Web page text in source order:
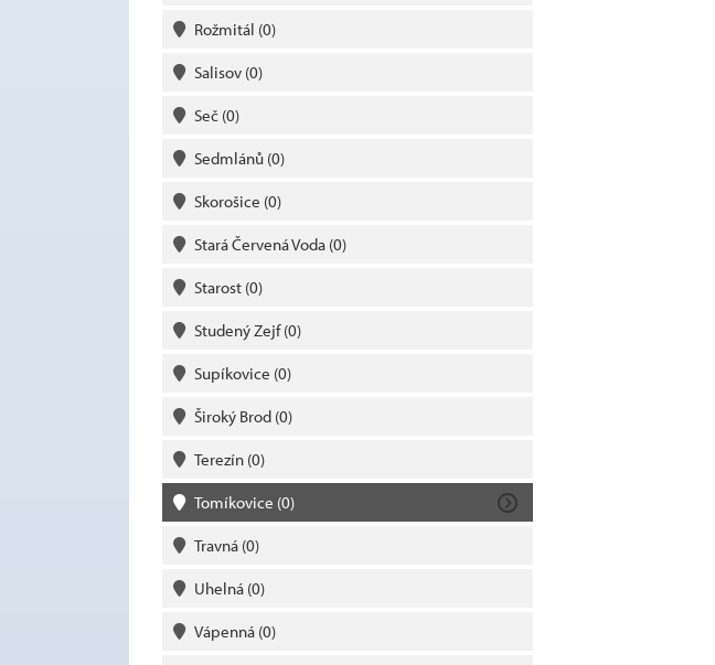
Rožmitál (0)
Salisov (0)
Seč (0)
Sedmlánů (0)
Skorošice (0)
Stará Červená Voda (0)
Starost (0)
Studený Zejf(0)
Supíkovice (0)
Široký Brod (0)
Terezín (0)
Tomíkovice (0)
Travná (0)
Uhelná (0)
Vápenná (0)